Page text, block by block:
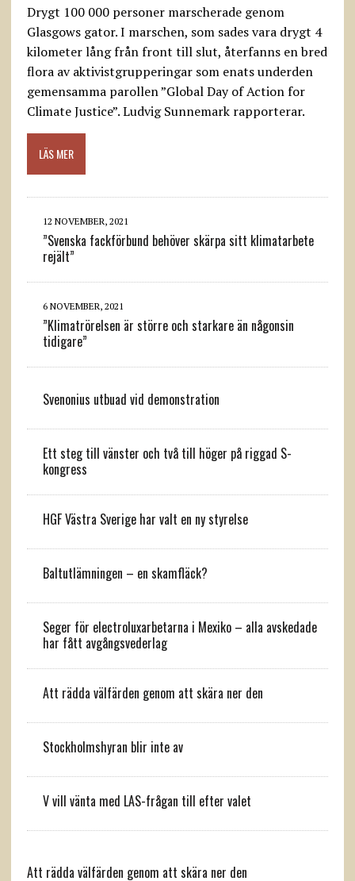
Drygt 100 000 personer marscherade genom
Glasgows gator. I marschen, som sades vara drygt 4
kilometer lång från front till slut, återfanns en bred
flora av aktivistgrupperingar som enats underden
gemensamma parollen ”Global Day of Action for
Climate Justice”. Ludvig Sunnemark rapporterar.
LÄS MER
12 NOVEMBER, 2021
”Svenska fackförbund behöver skärpa sitt klimatarbete
rejält”
6 NOVEMBER, 2021
”Klimatrörelsen är större och starkare än någonsin
tidigare”
Svenonius utbuad vid demonstration
Ett steg till vänster och två till höger på riggad S-
kongress
HGF Västra Sverige har valt en ny styrelse
Baltutlämningen – en skamfläck?
Seger för electroluxarbetarna i Mexiko – alla avskedade
har fått avgångsvederlag
Att rädda välfärden genom att skära ner den
Stockholmshyran blir inte av
V vill vänta med LAS-frågan till efter valet
Att rädda välfärden genom att skära ner den